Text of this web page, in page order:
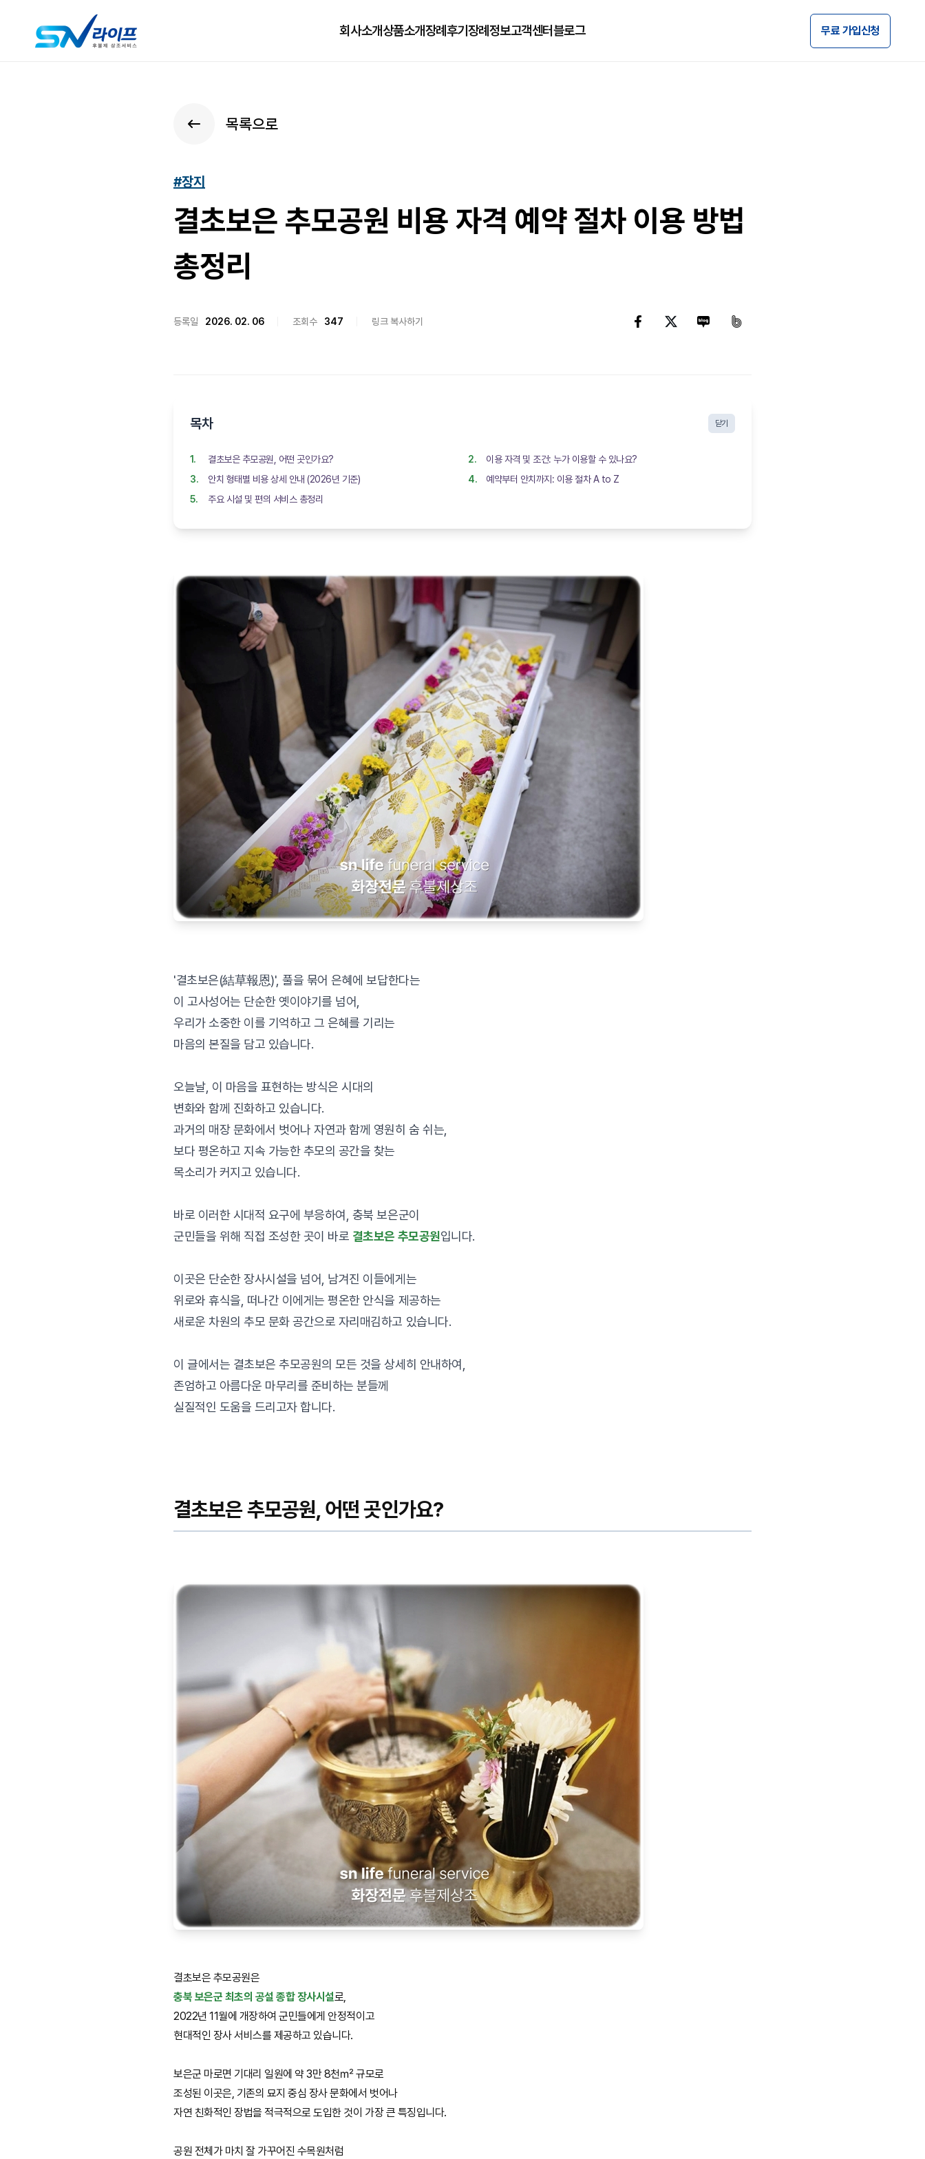
회사소개상품소개장례후기 장례정보고객센터블로그 무료 가입신청
목록으로
#장지
결초보은 추모공원 비용 자격 예약 절차 이용 방법
총정리
등록일 2026. 02. 06 조회수 347 링크 복사하기
목차 닫기
결초보은 추모공원, 어떤 곳인가요?
이용 자격 및 조건: 누가 이용할 수 있나요?
안치 형태별 비용 상세 안내 (2026년 기준)
예약부터 안치까지: 이용 절차 A to Z
주요 시설 및 편의 서비스 총정리
'결초보은(結草報恩)', 풀을 묶어 은혜에 보답한다는
이 고사성어는 단순한 옛이야기를 넘어,
우리가 소중한 이를 기억하고 그 은혜를 기리는
마음의 본질을 담고 있습니다.
오늘날, 이 마음을 표현하는 방식은 시대의
변화와 함께 진화하고 있습니다.
과거의 매장 문화에서 벗어나 자연과 함께 영원히 숨 쉬는,
보다 평온하고 지속 가능한 추모의 공간을 찾는
목소리가 커지고 있습니다.
바로 이러한 시대적 요구에 부응하여, 충북 보은군이
군민들을 위해 직접 조성한 곳이 바로 결초보은 추모공원입니다.
이곳은 단순한 장사시설을 넘어, 남겨진 이들에게는
위로와 휴식을, 떠나간 이에게는 평온한 안식을 제공하는
새로운 차원의 추모 문화 공간으로 자리매김하고 있습니다.
이 글에서는 결초보은 추모공원의 모든 것을 상세히 안내하여,
존엄하고 아름다운 마무리를 준비하는 분들께
실질적인 도움을 드리고자 합니다.
결초보은 추모공원, 어떤 곳인가요?
결초보은 추모공원은
충북 보은군 최초의 공설 종합 장사시설로,
2022년 11월에 개장하여 군민들에게 안정적이고
현대적인 장사 서비스를 제공하고 있습니다.
보은군 마로면 기대리 일원에 약 3만 8천㎡ 규모로
조성된 이곳은, 기존의 묘지 중심 장사 문화에서 벗어나
자연 친화적인 장법을 적극적으로 도입한 것이 가장 큰 특징입니다.
공원 전체가 마치 잘 가꾸어진 수목원처럼